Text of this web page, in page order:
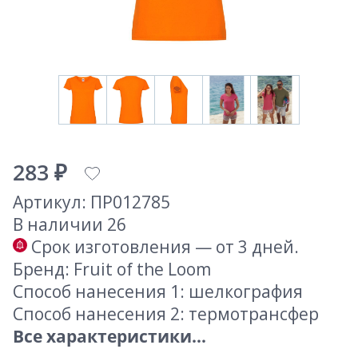
283 ₽
Артикул: ПР012785
В наличии 26
Срок изготовления — от 3 дней.
Бренд: Fruit of the Loom
Способ нанесения 1: шелкография
Способ нанесения 2: термотрансфер
Все характеристики...